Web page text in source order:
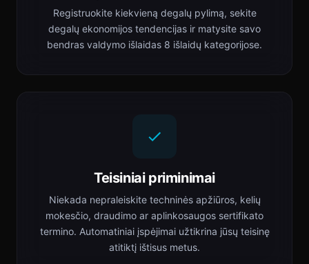
Registruokite kiekvieną degalų pylimą, sekite
degalų ekonomijos tendencijas ir matysite savo
bendras valdymo išlaidas 8 išlaidų kategorijose.
Teisiniai priminimai
Niekada nepraleiskite techninės apžiūros, kelių
mokesčio, draudimo ar aplinkosaugos sertifikato
termino. Automatiniai įspėjimai užtikrina jūsų teisinę
atitiktį ištisus metus.